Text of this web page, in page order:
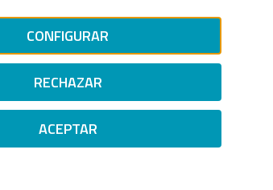
CONFIGURAR
RECHAZAR
ACEPTAR